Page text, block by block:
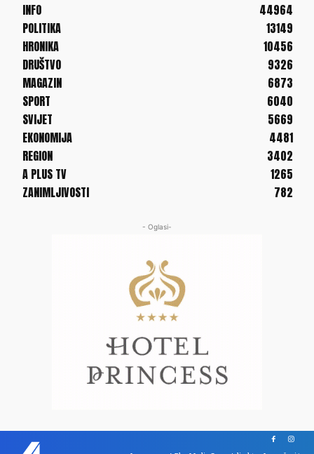
INFO
44964
POLITIKA
13149
HRONIKA
10456
DRUŠTVO
9326
MAGAZIN
6873
SPORT
6040
SVIJET
5669
EKONOMIJA
4481
REGION
3402
A PLUS TV
1265
ZANIMLJIVOSTI
782
- Oglasi-